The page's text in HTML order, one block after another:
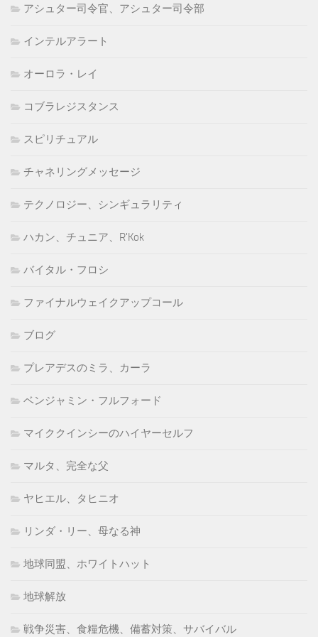
アシュター司令官、アシュター司令部
インテルアラート
オーロラ・レイ
コブラレジスタンス
スピリチュアル
チャネリングメッセージ
テクノロジー、シンギュラリティ
ハカン、チュニア、R'Kok
バイタル・フロシ
ファイナルウェイクアップコール
ブログ
プレアデスのミラ、カーラ
ベンジャミン・フルフォード
マイククインシーのハイヤーセルフ
マルタ、完全な父
ヤヒエル、タヒニオ
リンダ・リー、母なる神
地球同盟、ホワイトハット
地球解放
戦争災害、食糧危機、備蓄対策、サバイバル